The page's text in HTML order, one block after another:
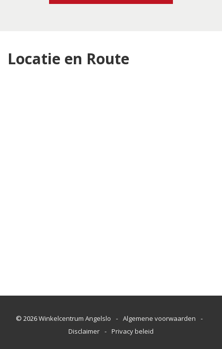
Locatie en Route
© 2026Winkelcentrum Angelslo - Algemene voorwaarden
-
Disclaimer - Privacy beleid